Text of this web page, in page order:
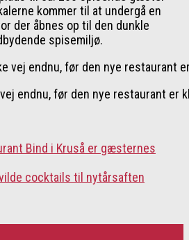
kommer til at undergå en
der åbnes op til den dunkle
spisemiljø.
endnu, før den nye restaurant er
Bind i Kruså er gæsternes
cocktails til nytårsaften